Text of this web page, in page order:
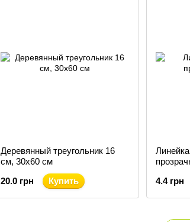
Деревянный треугольник 16
см, 30x60 см
20.0 грн
Купить
4.4 грн